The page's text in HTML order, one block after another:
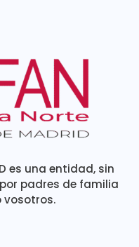
es una entidad, sin
padres de familia
vosotros.